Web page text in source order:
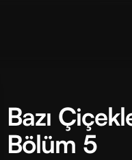
Bazı
Bölüm 5